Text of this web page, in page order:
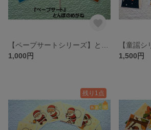
1,000円
1,500円
残り1点